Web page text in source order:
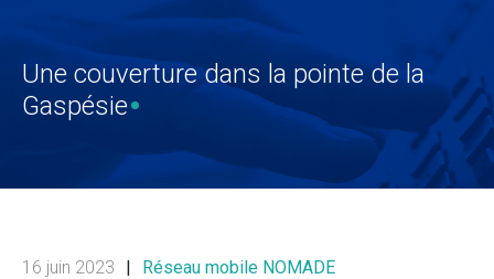
Une couverture dans la pointe de la
Gaspésie
16 juin 2023 | Réseau mobile NOMADE